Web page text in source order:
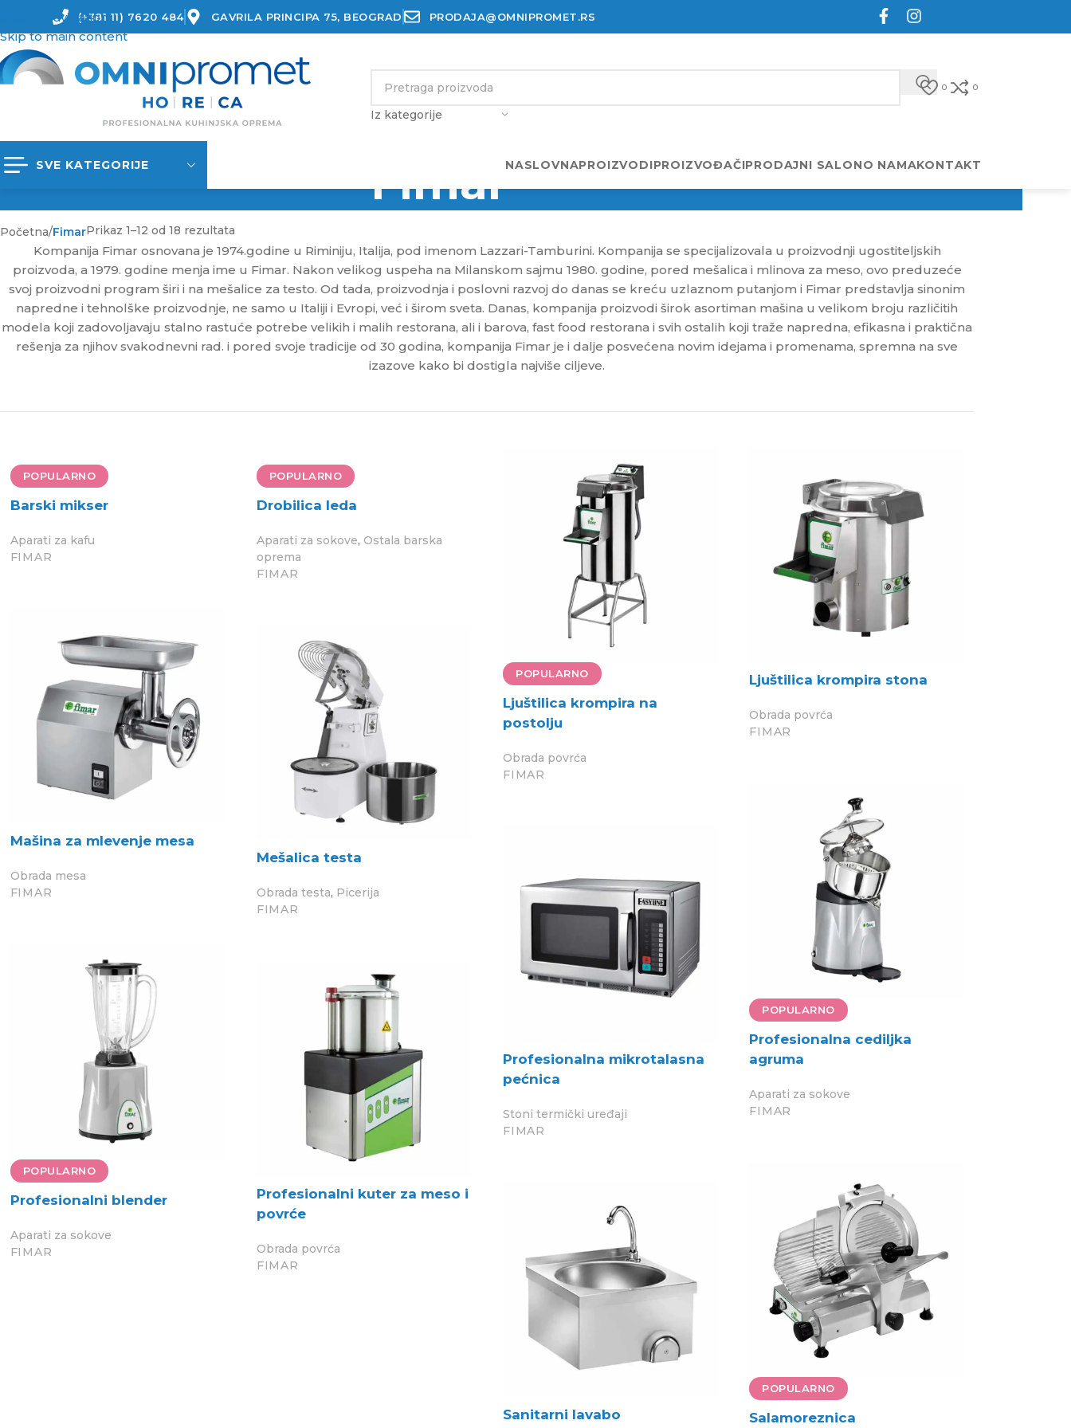
Skip to navigation
Skip to main content
(+381 11) 7620 484 GAVRILA PRINCIPA 75, BEOGRAD PRODAJA@OMNIPROMET.RS
Iz kategorije
0 0
SVE KATEGORIJE NASLOVNAPROIZVODIPROIZVOĐAČIPRODAJNI SALONO NAMAKONTAKT
Fimar
Početna/FimarPrikaz 1–12 od 18 rezultata
Kompanija Fimar osnovana je 1974.godine u Riminiju, Italija, pod imenom Lazzari-Tamburini. Kompanija se specijalizovala u proizvodnji ugostiteljskih
proizvoda, a 1979. godine menja ime u Fimar. Nakon velikog uspeha na Milanskom sajmu 1980. godine, pored mešalica i mlinova za meso, ovo preduzeće
svoj proizvodni program širi i na mešalice za testo. Od tada, proizvodnja i poslovni razvoj do danas se kreću uzlaznom putanjom i Fimar predstavlja sinonim
napredne i tehnolške proizvodnje, ne samo u Italiji i Evropi, već i širom sveta. Danas, kompanija proizvodi širok asortiman mašina u velikom broju različitih
modela koji zadovoljavaju stalno rastuće potrebe velikih i malih restorana, ali i barova, fast food restorana i svih ostalih koji traže napredna, efikasna i praktična
rešenja za njihov svakodnevni rad. i pored svoje tradicije od 30 godina, kompanija Fimar je i dalje posvećena novim idejama i promenama, spremna na sve
izazove kako bi dostigla najviše ciljeve.
POPULARNO
Barski mikser
Aparati za kafu
FIMAR
POPULARNO
Drobilica leda
Aparati za sokove, Ostala barska
oprema
FIMAR
POPULARNO
Ljuštilica krompira na
postolju
Obrada povrća
FIMAR
Ljuštilica krompira stona
Obrada povrća
FIMAR
Mašina za mlevenje mesa
Obrada mesa
FIMAR
Mešalica testa
Obrada testa, Picerija
FIMAR
POPULARNO
Profesionalna cediljka
agruma
Aparati za sokove
FIMAR
Profesionalna mikrotalasna
pećnica
Stoni termički uređaji
FIMAR
POPULARNO
Profesionalni blender
Aparati za sokove
FIMAR
Profesionalni kuter za meso i
povrće
Obrada povrća
FIMAR
POPULARNO
Salamoreznica
Sanitarni lavabo